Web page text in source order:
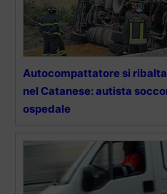
Autocompattatore si
nel Catanese: autista
ospedale